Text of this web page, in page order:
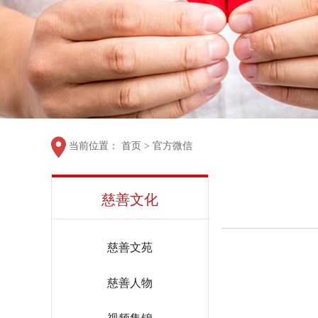
当前位置： 首页 > 官方微信
慈善文化
慈善文苑
慈善人物